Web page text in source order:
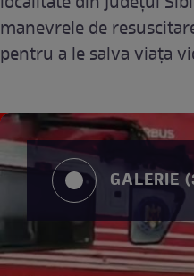
manevrele de
pentru a le salva viața
GALERIE